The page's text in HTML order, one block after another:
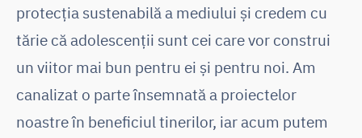
protecția sustenabilă a mediului și credem cu
tărie că adolescenții sunt cei care vor construi
un viitor mai bun pentru ei și pentru noi. Am
canalizat o parte însemnată a proiectelor
noastre în beneficiul tinerilor, iar acum putem